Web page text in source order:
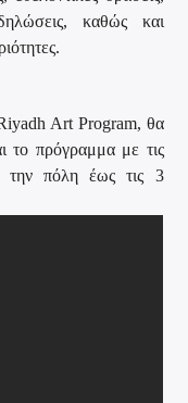
καθώς και
Art Program, θα
το πρόγραμμα με τις
την πόλη έως τις 3